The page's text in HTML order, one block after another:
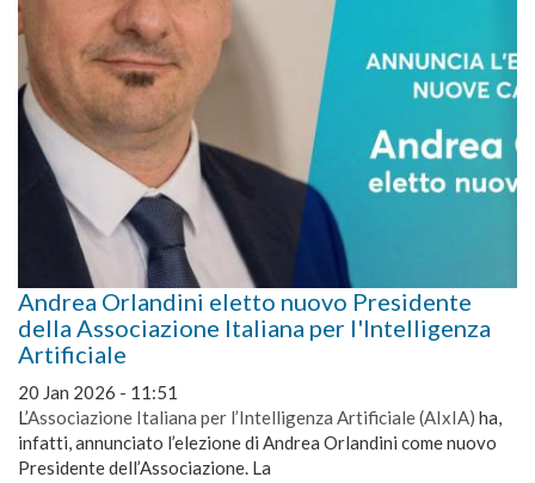
Andrea Orlandini eletto nuovo Presidente
della Associazione Italiana per l'Intelligenza
Artificiale
20 Jan 2026 - 11:51
L’Associazione Italiana per l’Intelligenza Artificiale (AIxIA) ha,
infatti, annunciato l’elezione di Andrea Orlandini come nuovo
Presidente dell’Associazione. La